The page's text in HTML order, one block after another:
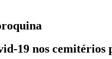
19 nos cemitérios